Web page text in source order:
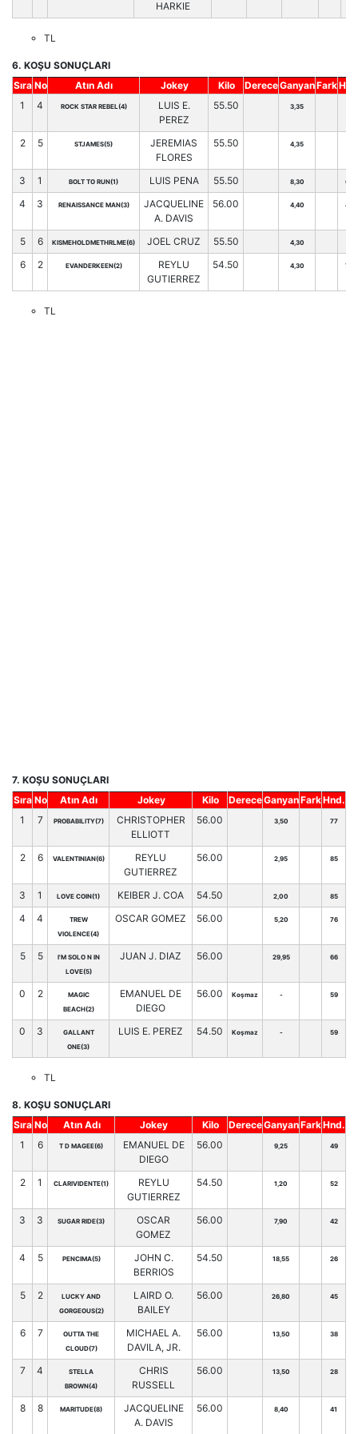
HARKIE
TL
6. KOŞU SONUÇLARI
Sıra No Atın Adı Jokey Kilo DereceGanyanFark
1
4 ROCK STAR REBEL(4)
LUIS E.
PEREZ
55.50 3,35
2 5 STJAMES(5)
JEREMIAS
FLORES
55.50 4,35
3 1 BOLT TO RUN(1) LUIS PENA 55.50 8,30 60
4 3 RENAISSANCE MAN(3)
JACQUELINE
A. DAVIS
56.00 4,40 40
5 6 KISMEHOLDMETHRLME(6) JOEL CRUZ 55.50 4,30
6 2 EVANDERKEEN(2)
REYLU
GUTIERREZ
54.50 4,30 70
TL
7. KOŞU SONUÇLARI
Sıra No Atın Adı Jokey Kilo DereceGanyanFarkHnd.
1
7 PROBABILITY(7)
CHRISTOPHER
ELLIOTT
56.00 3,50 77
2 6 VALENTINIAN(6)
REYLU
GUTIERREZ
56.00 2,95 85
3 1 LOVE COIN(1) KEIBER J. COA 54.50 2,00 85
4 4
TREW
VIOLENCE(4)
OSCAR GOMEZ 56.00 5,20 76
5 5
I'M SOLO N IN
LOVE(5)
JUAN J. DIAZ 56.00 29,95 66
0 2
MAGIC
BEACH(2)
EMANUEL DE
DIEGO
56.00 Koşmaz - 59
0 3
GALLANT
ONE(3)
LUIS E. PEREZ 54.50 Koşmaz - 59
TL
8. KOŞU SONUÇLARI
Sıra No Atın Adı Jokey Kilo DereceGanyanFarkHnd.
1
6 T D MAGEE(6)
EMANUEL DE
DIEGO
56.00 9,25 49
2 1 CLARIVIDENTE(1)
REYLU
GUTIERREZ
54.50 1,20 52
3 3 SUGAR RIDE(3)
OSCAR
GOMEZ
56.00 7,90 42
4 5 PENCIMA(5)
JOHN C.
BERRIOS
54.50 18,55 26
5 2
LUCKY AND
GORGEOUS(2)
LAIRD O.
BAILEY
56.00 26,80 45
6 7
OUTTA THE
CLOUD(7)
MICHAEL A.
DAVILA, JR.
56.00 13,50 38
7 4
STELLA
BROWN(4)
CHRIS
RUSSELL
56.00 13,50 28
8 8 MARITUDE(8)
JACQUELINE
A. DAVIS
56.00 8,40 41